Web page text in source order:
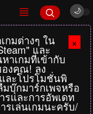
×
กมต่างๆ ใน
และ
าเกมที่เข้ากับ
งคุณ! ลง
ละโปรโมชั่นพิ
บุ๊กมาร์กเพจหรือ
รและการอัพเดท
เล่นเกมนะครับ/